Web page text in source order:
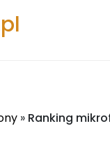
» Ranking